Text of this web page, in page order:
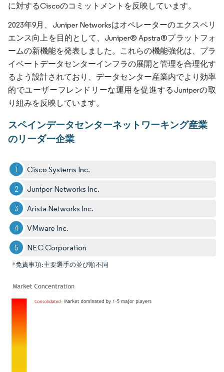
に対するCiscoのコミットメントを反映しています。
2023年9月、Juniper Networksはオペレーターのエクスペリ
エンス向上を目的として、Juniper® Apstra®プラットフォ
ームの新機能を発表しました。これらの機能強化は、プラ
イベートデータセンターインフラの展開と管理を合理化す
るよう設計されており、データセンター産業内でより効率
的でユーザーフレンドリーな運用を促進するJuniperの取
り組みを反映しています。
スペインデータセンターネットワーキング産業
のリーダー企業
Cisco Systems Inc.
Juniper Networks Inc.
Arista Networks Inc.
VMware Inc.
NEC Corporation
*免責事項:主要選手の並び順不同